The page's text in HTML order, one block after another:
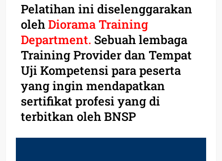
Pelatihan ini diselenggarakan
olehDiorama Training
Department. Sebuah lembaga
Training Provider dan Tempat
Uji Kompetensi para peserta
yang ingin mendapatkan
sertifikat profesi yang di
terbitkan oleh BNSP